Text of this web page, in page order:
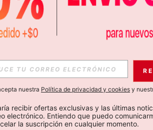
APP
EXCLUSIVAS, PROMOCIONES Y NOTICIAS
nuestra Política de privacidad y cookies y
recibir ofertas exclusivas y las últimas
electrónico. Entiendo que puedo
la suscripción en cualquier momento.